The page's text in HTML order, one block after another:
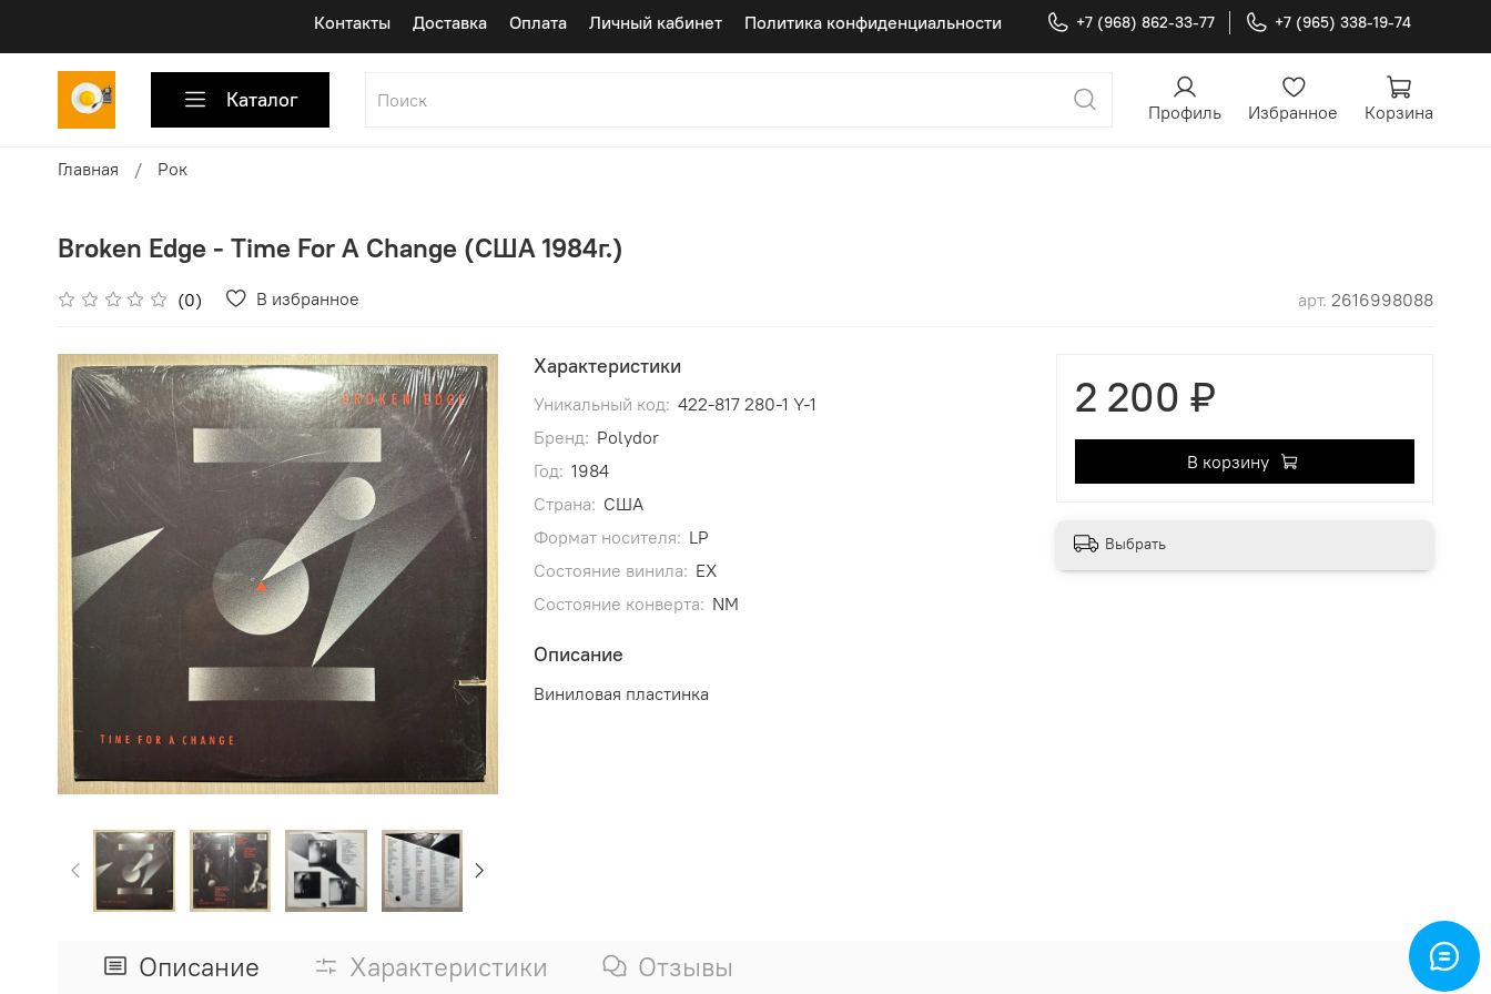
Контакты Доставка Оплата Личный кабинет Политика конфиденциальности +7 (968) 862-33-77 +7 (965) 338-19-74
Каталог Профиль Избранное Корзина
Главная Рок
Broken Edge - Time For A Change (США 1984г.)
(0) В избранное арт. 2616998088
Характеристики
Уникальный код: 422-817 280-1 Y-1
Бренд: Polydor
Год: 1984
Страна: США
Формат носителя: LP
Состояние винила: EX
Состояние конверта: NM
Описание
Виниловая пластинка
2 200 ₽
В корзину
Выбрать
Описание Характеристики Отзывы